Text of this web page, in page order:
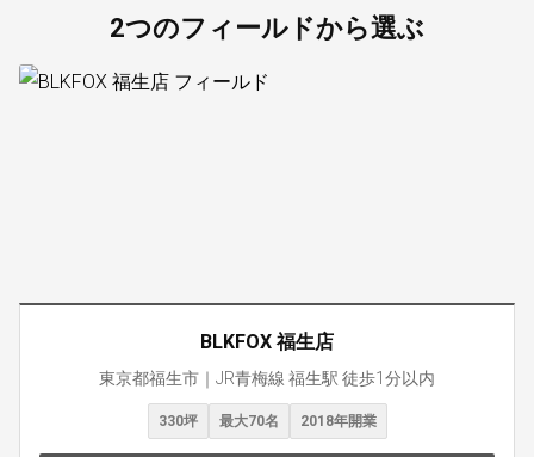
2つのフィールドから選ぶ
BLKFOX 福生店
東京都福生市｜JR青梅線 福生駅 徒歩1分以内
330坪 最大70名 2018年開業